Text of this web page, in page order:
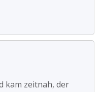
kam zeitnah, der